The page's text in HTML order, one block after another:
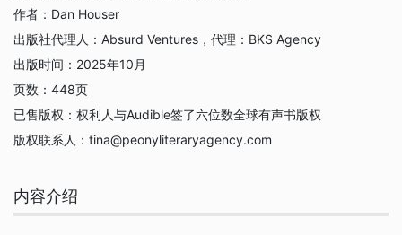
作者： Dan Houser
出版社代理人： Absurd Ventures，代理：BKS Agency
出版时间： 2025年10月
页数： 448页
已售版权： 权利人与Audible签了六位数全球有声书版权
版权联系人： tina@peonyliteraryagency.com
内容介绍